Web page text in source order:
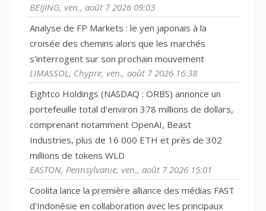
BEIJING, ven., août 7 2026 09:03
Analyse de FP Markets : le yen japonais à la
croisée des chemins alors que les marchés
s'interrogent sur son prochain mouvement
LIMASSOL, Chypre, ven., août 7 2026 16:38
Eightco Holdings (NASDAQ : ORBS) annonce un
portefeuille total d'environ 378 millions de dollars,
comprenant notamment OpenAI, Beast
Industries, plus de 16 000 ETH et près de 302
millions de tokens WLD
EASTON, Pennsylvanie, ven., août 7 2026 15:01
Coolita lance la première alliance des médias FAST
d'Indonésie en collaboration avec les principaux